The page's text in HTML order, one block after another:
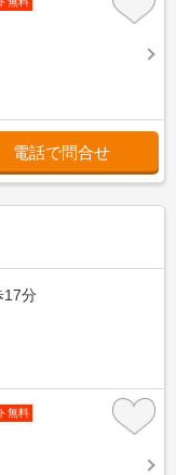
電話で問合せ
17分
無料